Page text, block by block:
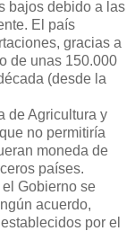
bajos debido a las
El país
gracias a
de unas 150.000
(desde la
de Agricultura y
no permitiría
moneda de
países.
Gobierno se
acuerdo,
por el